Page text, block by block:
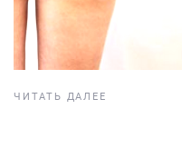
ЧИТАТЬ ДАЛЕЕ